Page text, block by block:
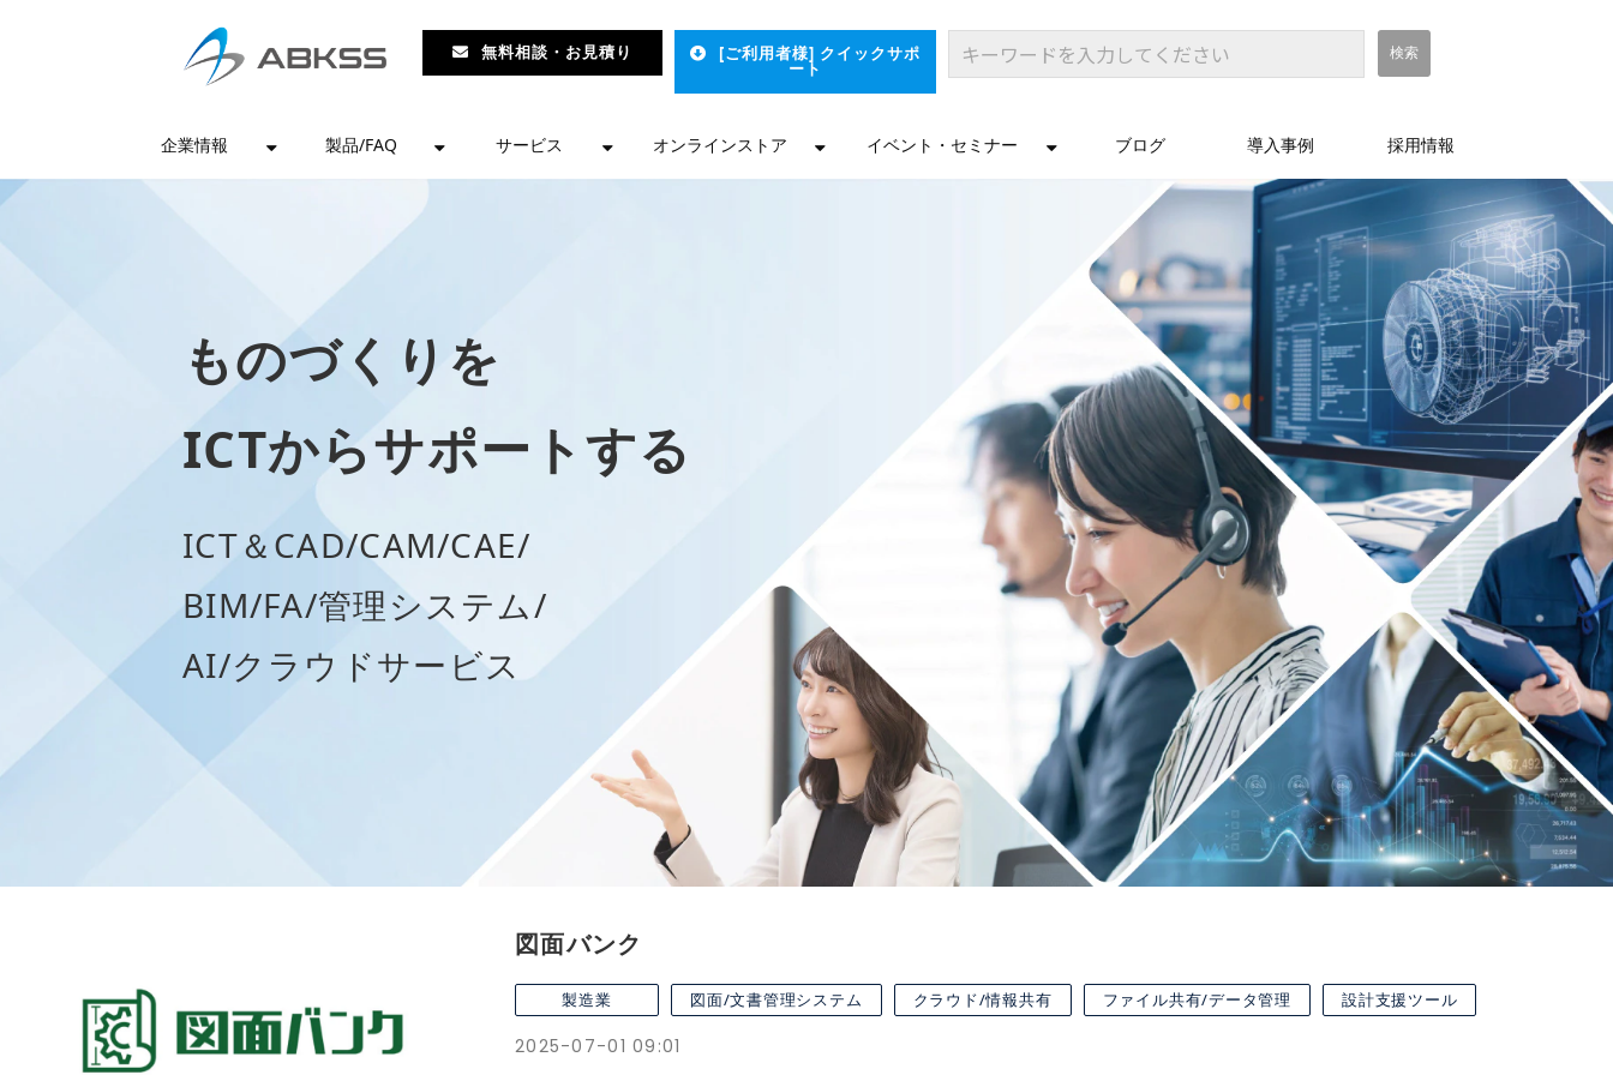
無料相談・お見積り [ご利用者様] クイックサポ
ート
企業情報 製品/FAQ サービス オンラインストア イベント・セミナー ブログ 導入事例 採用情報
ものづくりを
ICTからサポートする
ICT＆CAD/CAM/CAE/
BIM/FA/管理システム/
AI/クラウドサービス
図面バンク
製造業 図面/文書管理システム クラウド/情報共有 ファイル共有/データ管理 設計支援ツール
2025-07-01 09:01